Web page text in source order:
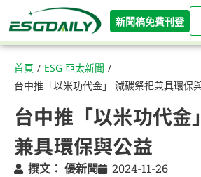
新聞稿免費刊登
首頁 / ESG 亞太新聞 /
台中推「以米功代金」 減碳祭祀兼具環保
台中推「以米功代金
兼具環保與公益
撰文： 優新聞 2024-11-26